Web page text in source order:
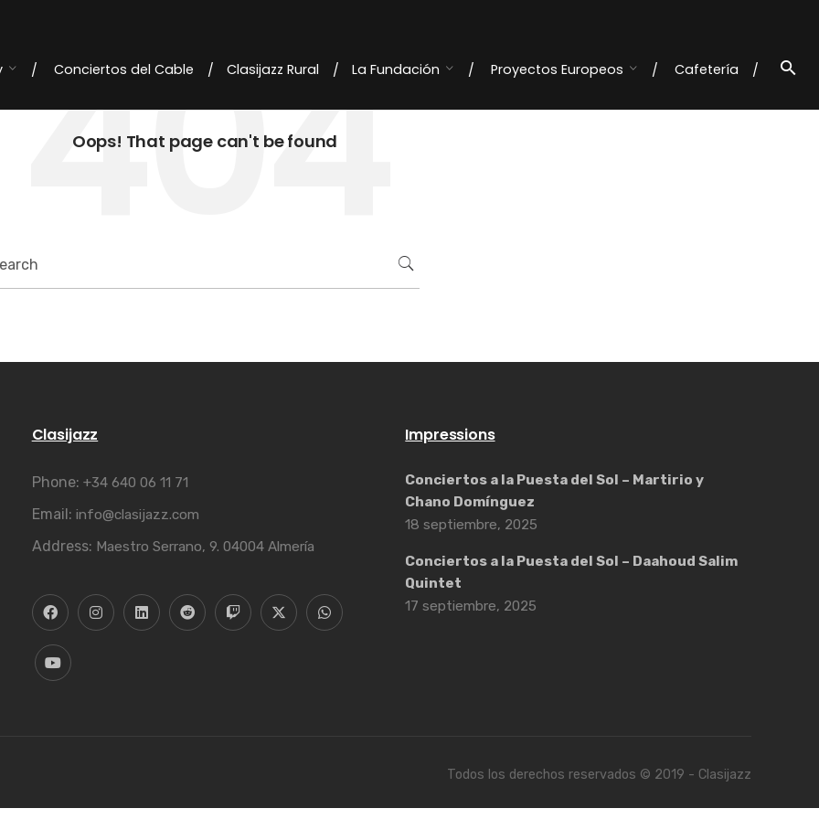
Conciertos del Cable Clasijazz Rural La Fundación Proyectos Europeos
Cafetería
404
Oops! That page can't be found
Clasijazz
Phone: +34 640 06 11 71
Email: info@clasijazz.com
Address: Maestro Serrano, 9. 04004 Almería
Impressions
Conciertos a la Puesta del Sol – Martirio y
Chano Domínguez
18 septiembre, 2025
Conciertos a la Puesta del Sol – Daahoud Salim
Quintet
17 septiembre, 2025
Todos los derechos reservados © 2019 - Clasijazz